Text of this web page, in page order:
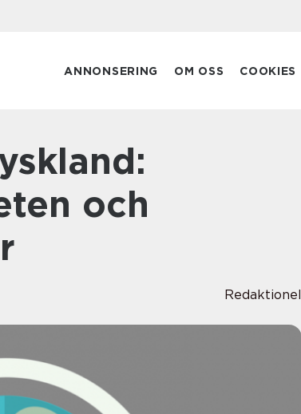
ANNONSERING OM OSS COOKIES
och
Redaktionel